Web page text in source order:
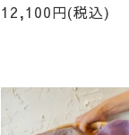
12,100円(税込)